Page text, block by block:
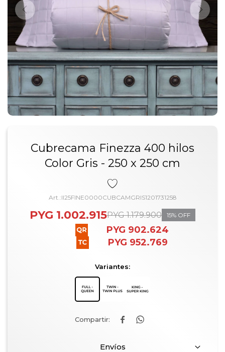
Cubrecama Finezza 400 hilos
Color Gris - 250 x 250 cm
II25FINE0000CUBCAMGRIS1201731258
PYG 1.002.915PYG 1.179.900 15
PYG 902.624
PYG 952.769
Variantes:
 
Envíos